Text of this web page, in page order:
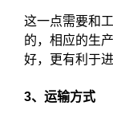
这一点需要和
的，相应的生
好，更有利于
3、运输方式